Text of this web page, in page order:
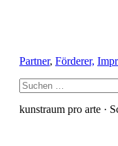
Partner, Förderer,
kunstraum pro arte ·